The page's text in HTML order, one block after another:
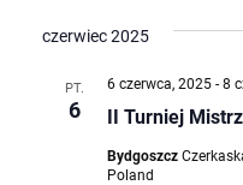
czerwiec 2025
PT.
6 II Turniej
6 czerwca, 2025- 8
Bydgoszcz
Poland